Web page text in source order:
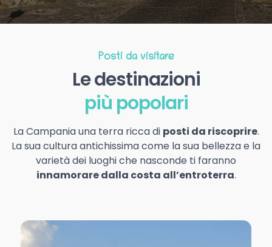
Posti da visitare
Le destinazioni
più popolari
La Campania una terra ricca di posti da riscoprire.
La sua cultura antichissima come la sua bellezza e la
varietà dei luoghi che nasconde ti faranno
innamorare dalla costa all’entroterra.